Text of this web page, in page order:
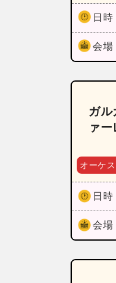
日時
会場
ガ
ァー
オーケ
日時
会場